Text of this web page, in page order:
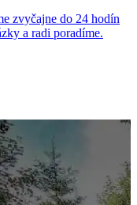
zvyčajne do 24 hodín
a radi poradíme.